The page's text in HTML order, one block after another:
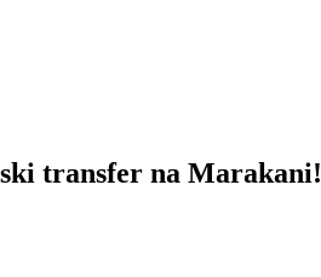
transfer na Marakani!